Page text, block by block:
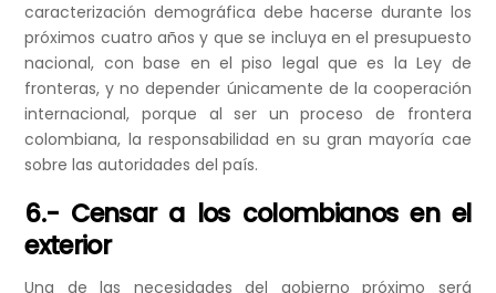
caracterización demográfica debe hacerse durante los
próximos cuatro años y que se incluya en el presupuesto
nacional, con base en el piso legal que es la Ley de
fronteras, y no depender únicamente de la cooperación
internacional, porque al ser un proceso de frontera
colombiana, la responsabilidad en su gran mayoría cae
sobre las autoridades del país.
6.- Censar a los colombianos en el
exterior
Una de las necesidades del gobierno próximo será